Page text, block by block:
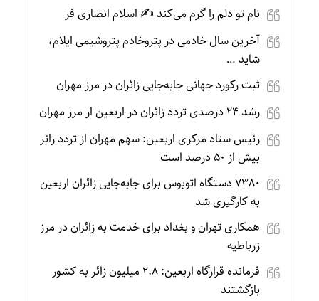
نام تو دلم را گرم می‌کند ✍️ اسلام انصاری فر
آخرین سال خادمی در پتروخادم پتروشیمی ایلام،
شاید …
ثبت رکورد جهانی جابه‌جایی زائران در مرز مهران
رشد ۲۴ درصدی تردد زائران در اربعین از مرز مهران
رئیس ستاد مرکزی اربعین: سهم مهران از تردد زائر
بیش از ۵۰ درصد است
۷۳۸۰ دستگاه اتوبوس برای جابه‌جایی زائران اربعین
به‌ کارگیری شد
همکاری تهران و بغداد برای خدمت به زائران در مرز
زرباطیه
فرمانده قرارگاه اربعین: ۲.۸ میلیون زائر به کشور
بازگشتند